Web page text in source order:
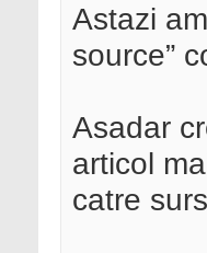
Astazi
source”
Asadar
articol
catre